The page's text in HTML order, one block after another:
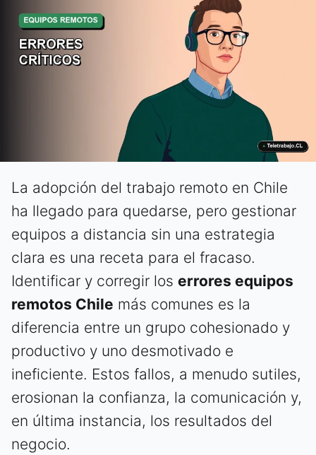
La adopción del trabajo remoto en Chile
ha llegado para quedarse, pero gestionar
equipos a distancia sin una estrategia
clara es una receta para el fracaso.
Identificar y corregir los errores equipos
remotos Chile más comunes es la
diferencia entre un grupo cohesionado y
productivo y uno desmotivado e
ineficiente. Estos fallos, a menudo sutiles,
erosionan la confianza, la comunicación y,
en última instancia, los resultados del
negocio.